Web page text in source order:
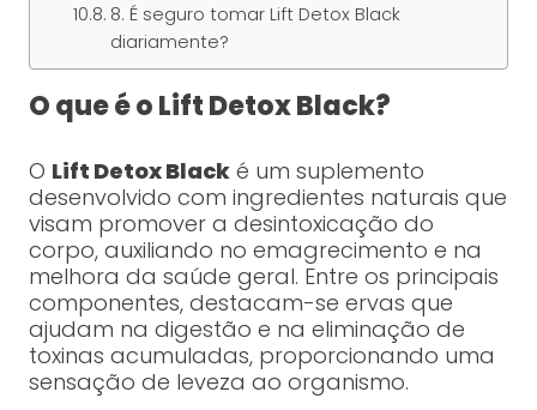
8. É seguro tomar Lift Detox Black
diariamente?
O que é o Lift Detox Black?
O Lift Detox Blacké um suplemento
desenvolvido com ingredientes naturais que
visam promover a desintoxicação do
corpo, auxiliando no emagrecimento e na
melhora da saúde geral. Entre os principais
componentes, destacam-se ervas que
ajudam na digestão e na eliminação de
toxinas acumuladas, proporcionando uma
sensação de leveza ao organismo.